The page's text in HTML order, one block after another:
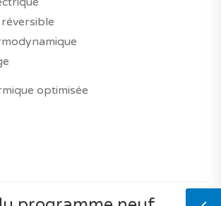
optimisée